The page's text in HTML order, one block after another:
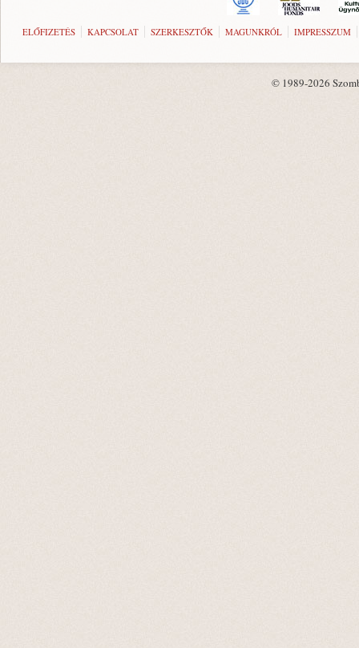
ELŐFIZETÉS KAPCSOLAT SZERKESZTŐK MAGUNKRÓL IMPRESSZUM
© 1989-2026